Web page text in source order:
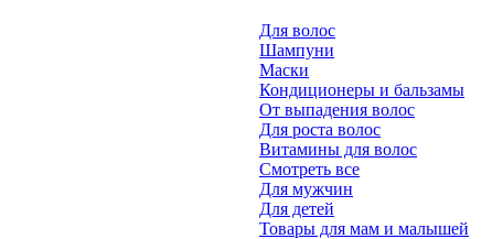
Для волос
Шампуни
Маски
Кондиционеры и бальзамы
От выпадения волос
Для роста волос
Витамины для волос
Смотреть все
Для мужчин
Для детей
Товары для мам и малышей